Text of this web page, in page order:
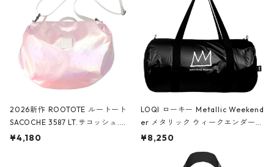
2026新作 ROOTOTE ルートート
SACOCHE 3587 LT.サコッシュ.ル
ミエ-B ショルダーバッグ グロスピ
¥4,180
LOQI ローキー Metallic Weekend
er メタリック ウィークエンダー
ボストンバッグ ショルダーバッグ
Black ジャン=ミッシェル・バスキ
¥8,250